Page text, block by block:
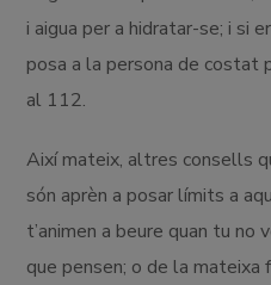
i aigua per a hidratar-se; i si
posa a la persona de costat
al 112.
Així mateix, altres consells
són aprèn a posar límits a
t’animen a beure quan tu
que pensen; o de la mateixa